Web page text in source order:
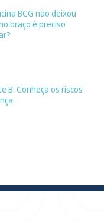
BCG não deixou
braço é preciso
B: Conheça os riscos